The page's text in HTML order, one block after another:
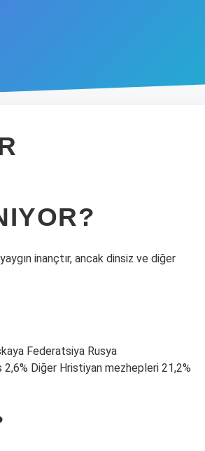
inançtır, ancak dinsiz ve diğer
Federatsiya Rusya
Diğer Hristiyan mezhepleri 21,2%